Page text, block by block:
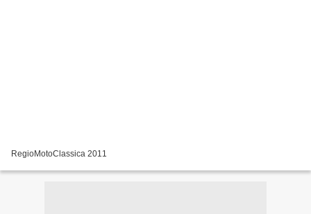
RegioMotoClassica 2011